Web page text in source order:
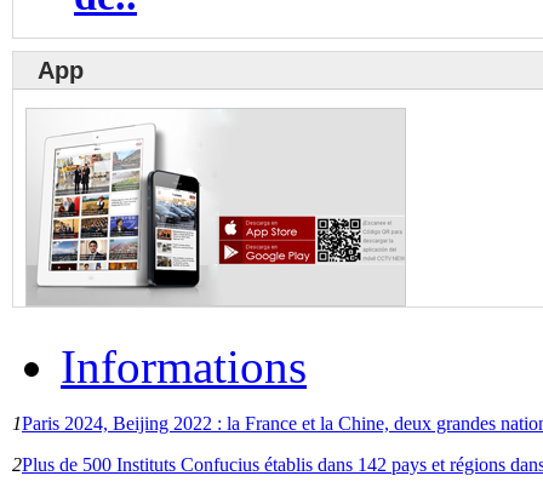
App
Informations
1Paris 2024, Beijing 2022 : la France et la Chine, deux grandes
2Plus de 500 Instituts Confucius établis dans 142 pays et régions